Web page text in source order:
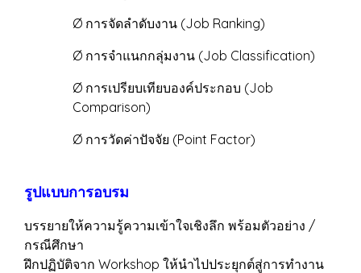
Ø การจัดลำดับงาน (Job Ranking)
Ø การจำแนกกลุ่มงาน (Job Classification)
Ø การเปรียบเทียบองค์ประกอบ (Job
Comparison)
Ø การวัดค่าปัจจัย (Point Factor)
รูปแบบการอบรม
บรรยายให้ความรู้ความเข้าใจเชิงลึก พร้อมตัวอย่าง /
กรณีศึกษา
ฝึกปฏิบัติจาก Workshop ให้นำไปประยุกต์สู่การทำงาน